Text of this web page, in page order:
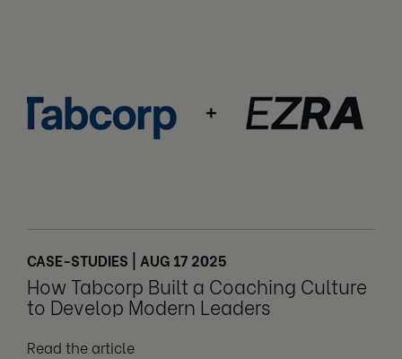
CASE-STUDIES | AUG 17 2025
How Tabcorp Built a Coaching Culture
to Develop Modern Leaders
Read the article